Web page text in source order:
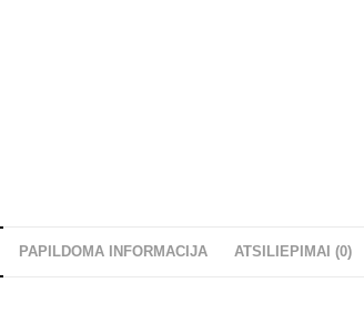
PAPILDOMA INFORMACIJA ATSILIEPIMAI (0)